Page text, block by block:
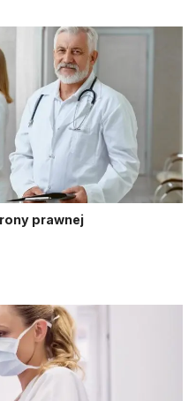
prawnej